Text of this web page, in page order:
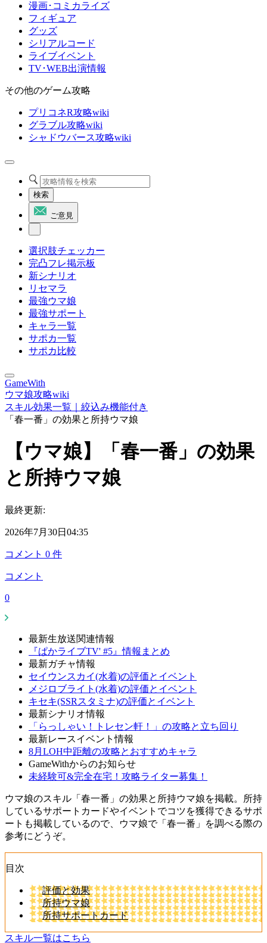
漫画･コミカライズ
フィギュア
グッズ
シリアルコード
ライブイベント
TV･WEB出演情報
その他のゲーム攻略
プリコネR攻略wiki
グラブル攻略wiki
シャドウバース攻略wiki
検索
ご意見
選択肢チェッカー
完凸フレ掲示板
新シナリオ
リセマラ
最強ウマ娘
最強サポート
キャラ一覧
サポカ一覧
サポカ比較
GameWith
ウマ娘攻略wiki
スキル効果一覧｜絞込み機能付き
「春一番」の効果と所持ウマ娘
【ウマ娘】「春一番」の効果
と所持ウマ娘
最終更新:
2026年7月30日04:35
コメント 0 件
コメント
0
最新生放送関連情報
『ぱかライブTV' #5』情報まとめ
最新ガチャ情報
セイウンスカイ(水着)の評価とイベント
メジロブライト(水着)の評価とイベント
キセキ(SSRスタミナ)の評価とイベント
最新シナリオ情報
「らっしゃい！トレセン軒！」の攻略と立ち回り
最新レースイベント情報
8月LOH中距離の攻略とおすすめキャラ
GameWithからのお知らせ
未経験可&完全在宅！攻略ライター募集！
ウマ娘のスキル「春一番」の効果と所持ウマ娘を掲載。所持
しているサポートカードやイベントでコツを獲得できるサポ
ートも掲載しているので、ウマ娘で「春一番」を調べる際の
参考にどうぞ。
目次
評価と効果
所持ウマ娘
所持サポートカード
スキル一覧はこちら